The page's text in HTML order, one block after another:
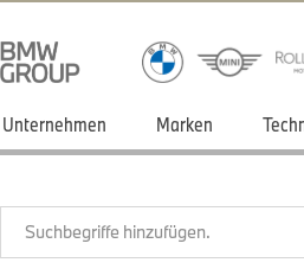
Unternehmen Marken
Suchbegriffe hinzufügen.